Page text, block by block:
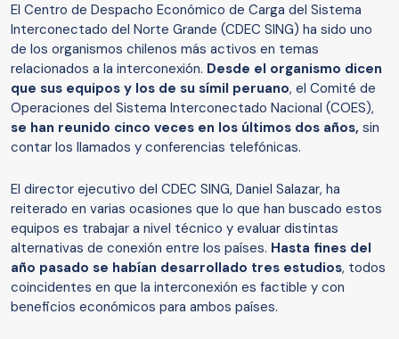
El Centro de Despacho Económico de Carga del Sistema
Interconectado del Norte Grande (CDEC SING) ha sido uno
de los organismos chilenos más activos en temas
relacionados a la interconexión. Desde el organismo dicen
que sus equipos y los de su símil peruano, el Comité de
Operaciones del Sistema Interconectado Nacional (COES),
se han reunido cinco veces en los últimos dos años, sin
contar los llamados y conferencias telefónicas.
El director ejecutivo del CDEC SING, Daniel Salazar, ha
reiterado en varias ocasiones que lo que han buscado estos
equipos es trabajar a nivel técnico y evaluar distintas
alternativas de conexión entre los países. Hasta fines del
año pasado se habían desarrollado tres estudios, todos
coincidentes en que la interconexión es factible y con
beneficios económicos para ambos países.